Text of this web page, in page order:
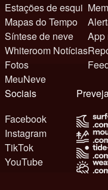
Estações de esqui
Mapas do Tempo
Síntese de neve
Whiteroom Notícias
Fotos
MeuNeve
App
Sociais
Facebook
Instagram
TikTok
YouTube